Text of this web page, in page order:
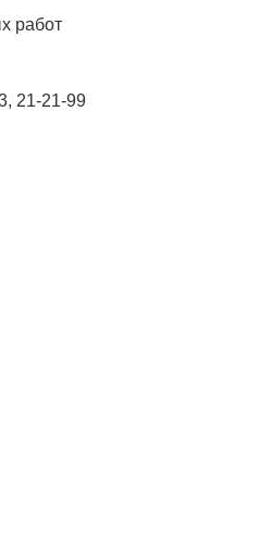
работ
21-21-99